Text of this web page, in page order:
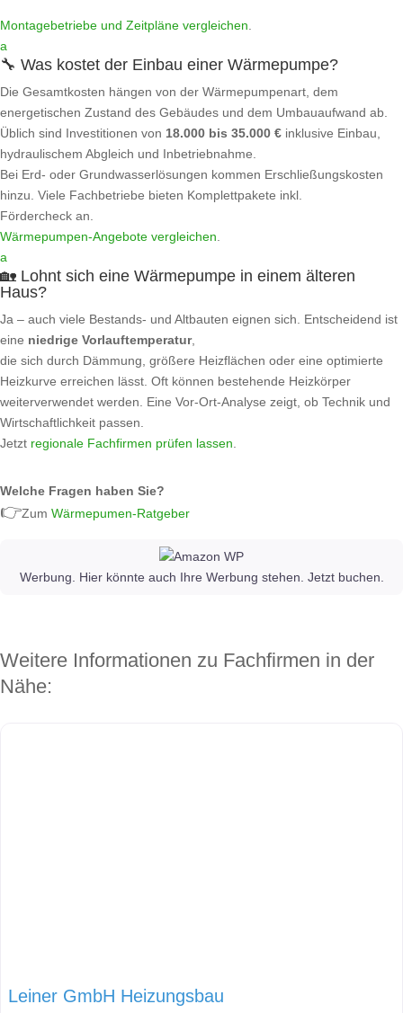
Montagebetriebe und Zeitpläne vergleichen.
a
🔧 Was kostet der Einbau einer Wärmepumpe?
Die Gesamtkosten hängen von der Wärmepumpenart, dem
energetischen Zustand des Gebäudes und dem Umbauaufwand ab.
Üblich sind Investitionen von 18.000 bis 35.000 € inklusive Einbau,
hydraulischem Abgleich und Inbetriebnahme.
Bei Erd- oder Grundwasserlösungen kommen Erschließungskosten
hinzu. Viele Fachbetriebe bieten Komplettpakete inkl.
Fördercheck an.
Wärmepumpen‑Angebote vergleichen.
a
🏡 Lohnt sich eine Wärmepumpe in einem älteren
Haus?
Ja – auch viele Bestands- und Altbauten eignen sich. Entscheidend ist
eine niedrige Vorlauftemperatur,
die sich durch Dämmung, größere Heizflächen oder eine optimierte
Heizkurve erreichen lässt. Oft können bestehende Heizkörper
weiterverwendet werden. Eine Vor-Ort‑Analyse zeigt, ob Technik und
Wirtschaftlichkeit passen.
Jetzt regionale Fachfirmen prüfen lassen.
Welche Fragen haben Sie?
👉Zum Wärmepumen-Ratgeber
Werbung. Hier könnte auch Ihre Werbung stehen. Jetzt buchen.
Weitere Informationen zu Fachfirmen in der
Nähe:
Leiner GmbH Heizungsbau